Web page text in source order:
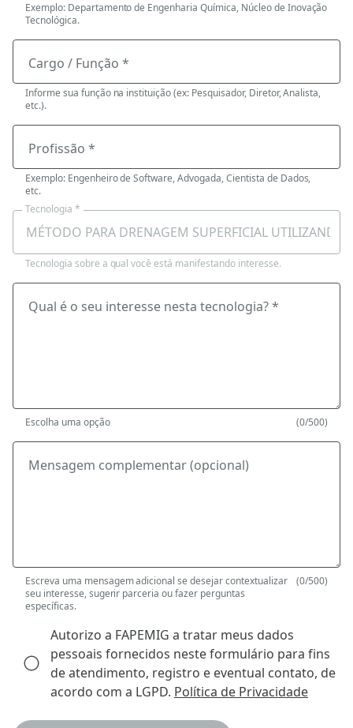
Exemplo: Departamento de Engenharia Química, Núcleo de Inovação
Tecnológica.
Cargo / Função *
Informe sua função na instituição (ex: Pesquisador, Diretor, Analista,
etc.).
Profissão *
Exemplo: Engenheiro de Software, Advogada, Cientista de Dados,
etc.
Tecnologia *
Tecnologia sobre a qual você está manifestando interesse.
Qual é o seu interesse nesta tecnologia? *
Escolha uma opção (0/500)
Mensagem complementar (opcional)
Escreva uma mensagem adicional se desejar contextualizar
seu interesse, sugerir parceria ou fazer perguntas
específicas.
(0/500)
Autorizo a FAPEMIG a tratar meus dados
pessoais fornecidos neste formulário para fins
de atendimento, registro e eventual contato, de
acordo com a LGPD. Política de Privacidade